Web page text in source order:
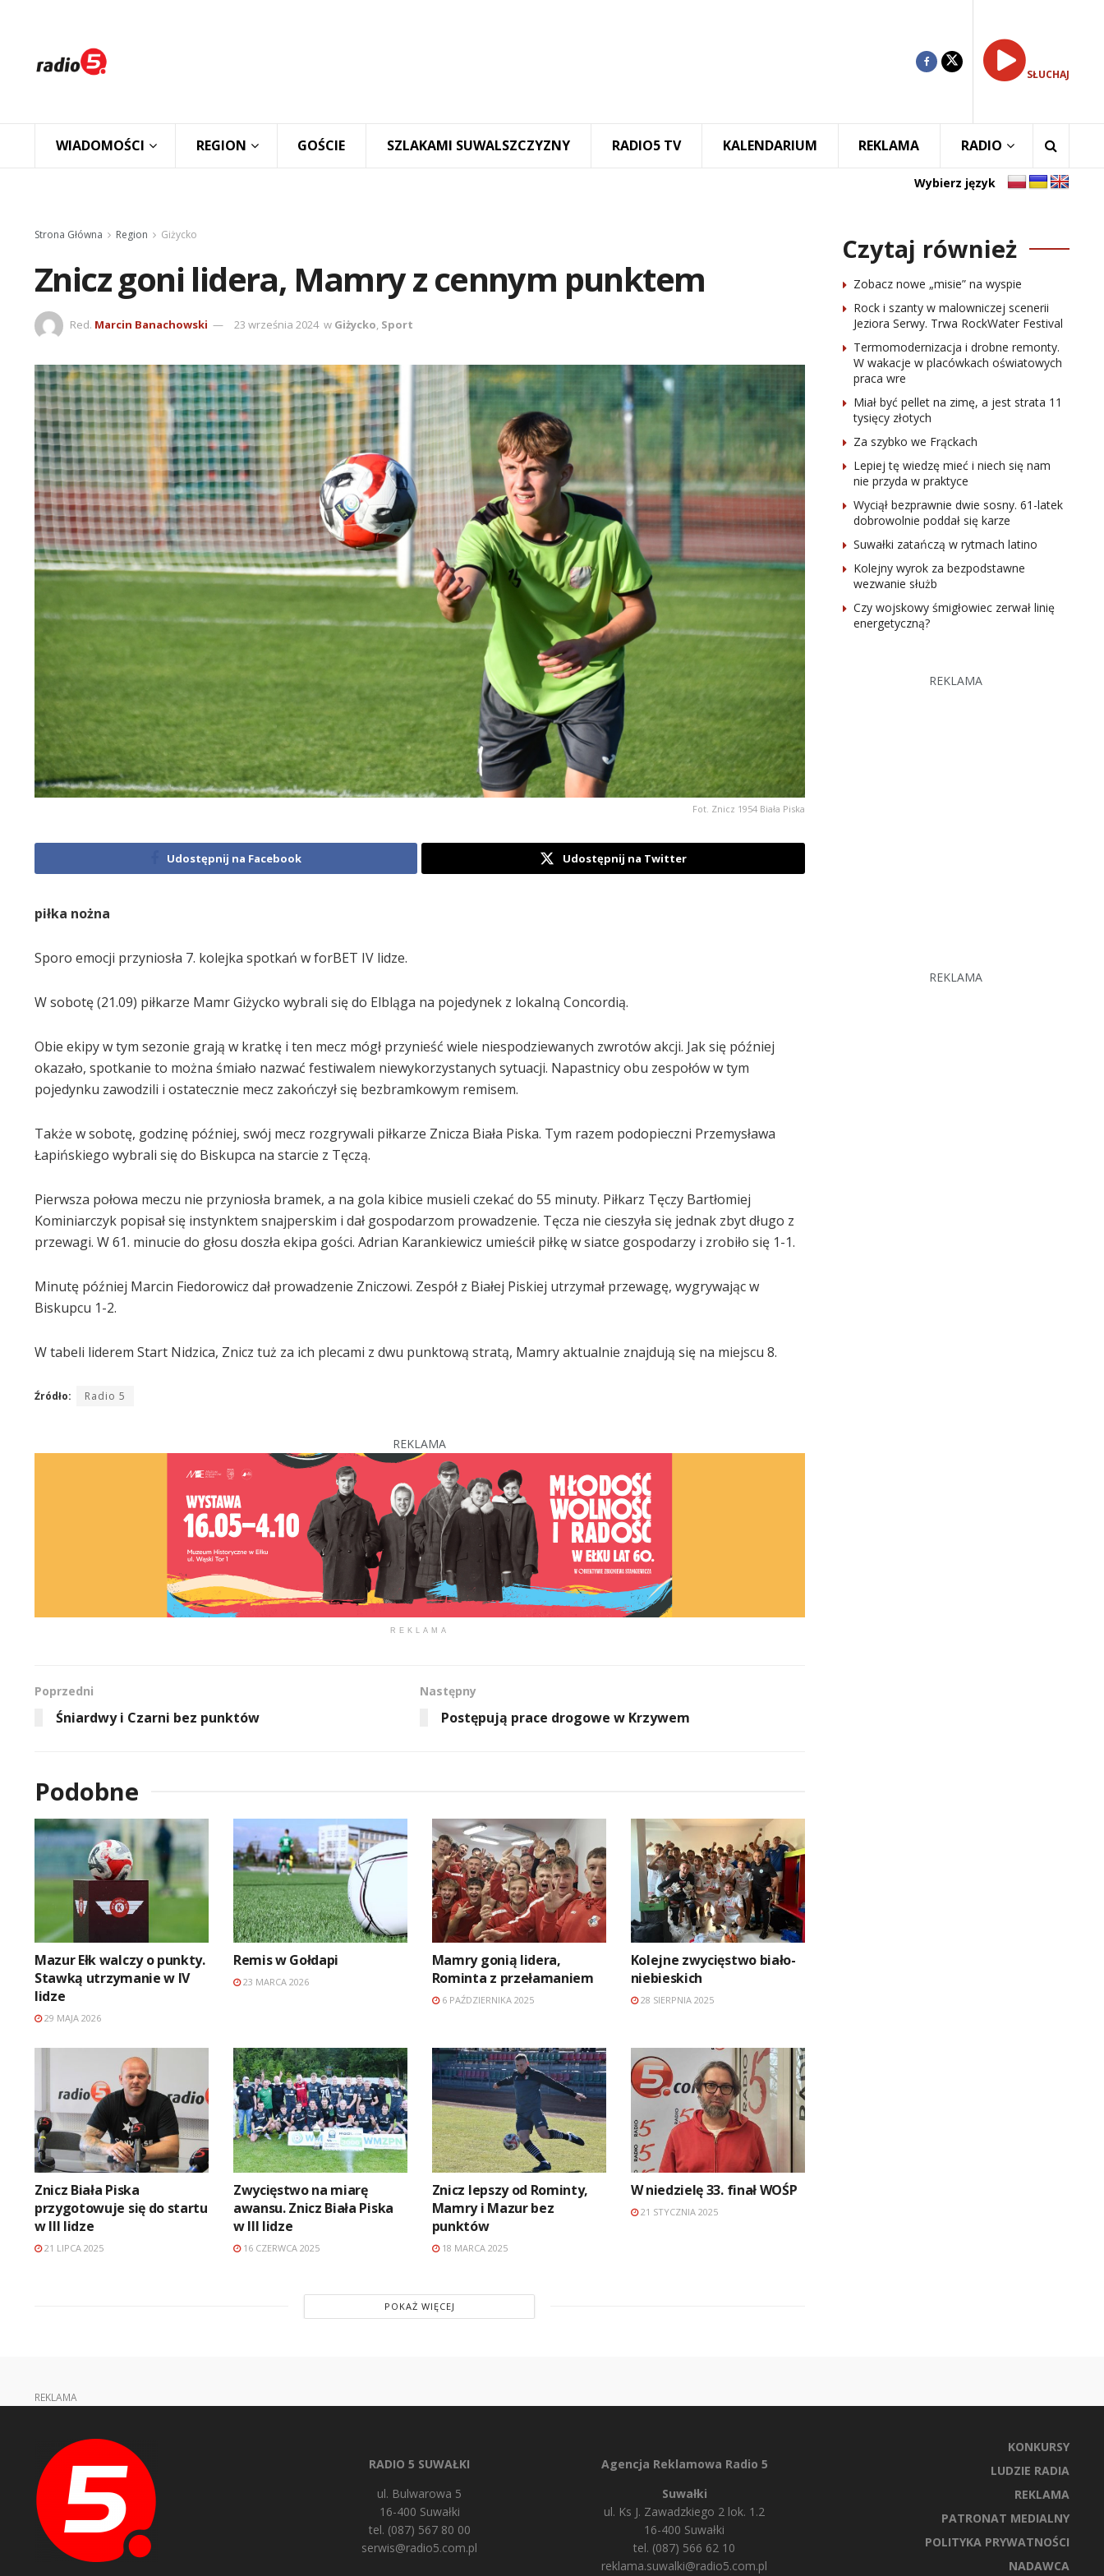
SŁUCHAJ
WIADOMOŚCI REGION GOŚCIE SZLAKAMI SUWALSZCZYZNY RADIO5 TV KALENDARIUM REKLAMA RADIO
Wybierz język
Strona Główna Region Giżycko
Znicz goni lidera, Mamry z cennym punktem
Red. Marcin Banachowski 23 września 2024 w Giżycko, Sport
Fot. Znicz 1954 Biała Piska
Udostępnij na Facebook Udostępnij na Twitter
piłka nożna
Sporo emocji przyniosła 7. kolejka spotkań w forBET IV lidze.
W sobotę (21.09) piłkarze Mamr Giżycko wybrali się do Elbląga na pojedynek z lokalną Concordią.
Obie ekipy w tym sezonie grają w kratkę i ten mecz mógł przynieść wiele niespodziewanych zwrotów akcji. Jak się później
okazało, spotkanie to można śmiało nazwać festiwalem niewykorzystanych sytuacji. Napastnicy obu zespołów w tym
pojedynku zawodzili i ostatecznie mecz zakończył się bezbramkowym remisem.
Także w sobotę, godzinę później, swój mecz rozgrywali piłkarze Znicza Biała Piska. Tym razem podopieczni Przemysława
Łapińskiego wybrali się do Biskupca na starcie z Tęczą.
Pierwsza połowa meczu nie przyniosła bramek, a na gola kibice musieli czekać do 55 minuty. Piłkarz Tęczy Bartłomiej
Kominiarczyk popisał się instynktem snajperskim i dał gospodarzom prowadzenie. Tęcza nie cieszyła się jednak zbyt długo z
przewagi. W 61. minucie do głosu doszła ekipa gości. Adrian Karankiewicz umieścił piłkę w siatce gospodarzy i zrobiło się 1-1.
Minutę później Marcin Fiedorowicz dał prowadzenie Zniczowi. Zespół z Białej Piskiej utrzymał przewagę, wygrywając w
Biskupcu 1-2.
W tabeli liderem Start Nidzica, Znicz tuż za ich plecami z dwu punktową stratą, Mamry aktualnie znajdują się na miejscu 8.
Źródło: Radio 5
REKLAMA
REKLAMA
Poprzedni
Śniardwy i Czarni bez punktów
Następny
Postępują prace drogowe w Krzywem
Podobne
Mazur Ełk walczy o punkty.
Stawką utrzymanie w IV
lidze
29 MAJA 2026
Remis w Gołdapi
23 MARCA 2026
Mamry gonią lidera,
Rominta z przełamaniem
6 PAŹDZIERNIKA 2025
Kolejne zwycięstwo biało-
niebieskich
28 SIERPNIA 2025
Znicz Biała Piska
przygotowuje się do startu
w III lidze
21 LIPCA 2025
Zwycięstwo na miarę
awansu. Znicz Biała Piska
w III lidze
16 CZERWCA 2025
Znicz lepszy od Rominty,
Mamry i Mazur bez
punktów
18 MARCA 2025
W niedzielę 33. finał WOŚP
21 STYCZNIA 2025
POKAŻ WIĘCEJ
Czytaj również
Zobacz nowe „misie” na wyspie
Rock i szanty w malowniczej scenerii
Jeziora Serwy. Trwa RockWater Festival
Termomodernizacja i drobne remonty.
W wakacje w placówkach oświatowych
praca wre
Miał być pellet na zimę, a jest strata 11
tysięcy złotych
Za szybko we Frąckach
Lepiej tę wiedzę mieć i niech się nam
nie przyda w praktyce
Wyciął bezprawnie dwie sosny. 61-latek
dobrowolnie poddał się karze
Suwałki zatańczą w rytmach latino
Kolejny wyrok za bezpodstawne
wezwanie służb
Czy wojskowy śmigłowiec zerwał linię
energetyczną?
REKLAMA
REKLAMA
REKLAMA
RADIO 5 SUWAŁKI
ul. Bulwarowa 5
16-400 Suwałki
tel. (087) 567 80 00
serwis@radio5.com.pl
Agencja Reklamowa Radio 5
Suwałki
ul. Ks J. Zawadzkiego 2 lok. 1.2
16-400 Suwałki
tel. (087) 566 62 10
reklama.suwalki@radio5.com.pl
KONKURSY
LUDZIE RADIA
REKLAMA
PATRONAT MEDIALNY
POLITYKA PRYWATNOŚCI
NADAWCA